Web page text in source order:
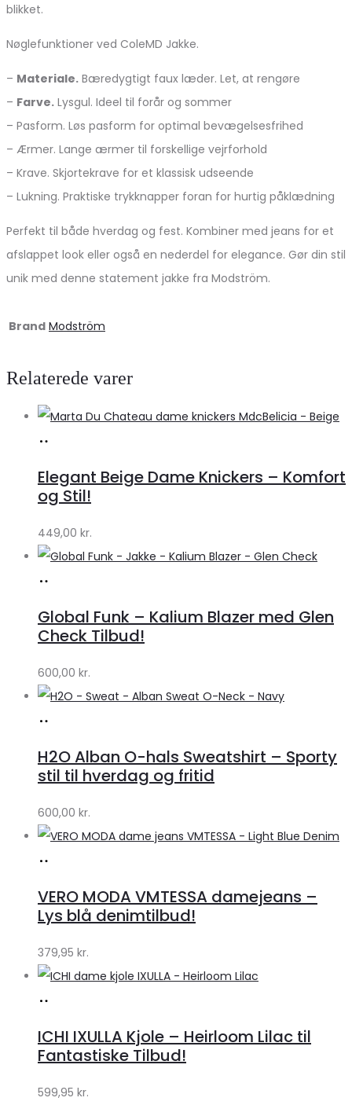
blikket.
Nøglefunktioner ved ColeMD Jakke.
– Materiale. Bæredygtigt faux læder. Let, at rengøre
– Farve. Lysgul. Ideel til forår og sommer
– Pasform. Løs pasform for optimal bevægelsesfrihed
– Ærmer. Lange ærmer til forskellige vejrforhold
– Krave. Skjortekrave for et klassisk udseende
– Lukning. Praktiske trykknapper foran for hurtig påklædning
Perfekt til både hverdag og fest. Kombiner med jeans for et
afslappet look eller også en nederdel for elegance. Gør din stil
unik med denne statement jakke fra Modström.
Brand Modström
Relaterede varer
Klædeskabet.dk
Elegant Beige Dame Knickers – Komfort
og Stil!
449,00 kr.
Lykke
Lykke
Global Funk – Kalium Blazer med Glen
Check Tilbud!
600,00 kr.
Lykke
Lykke
H2O Alban O-hals Sweatshirt – Sporty
stil til hverdag og fritid
600,00 kr.
Klædeskabet.dk
VERO MODA VMTESSA damejeans –
Lys blå denimtilbud!
379,95 kr.
Klædeskabet.dk
ICHI IXULLA Kjole – Heirloom Lilac til
Fantastiske Tilbud!
599,95 kr.